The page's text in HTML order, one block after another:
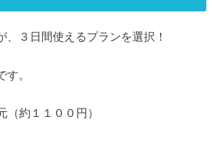
、３日間使えるプランを選択！
。
（約１１００円）